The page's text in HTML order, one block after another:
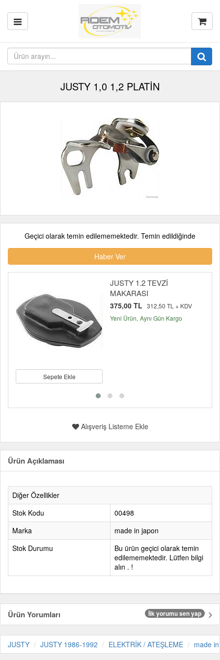
JUSTY 1,0 1,2 PLATİN
Geçici olarak temin edilememektedir. Temin edildiğinde
Haber Ver
Sepete Ekle
JUSTY 1.2 TEVZİ
MAKARASI
375,00 TL 312,50 TL + KDV
Yeni Ürün Aynı Gün Kargo
Alışveriş Listeme Ekle
Ürün Açıklaması
Diğer Özellikler
Stok Kodu
00498
Marka
made in japon
Stok Durumu
Bu ürün geçici olarak temin
edilememektedir. Lütfen bilgi
alın . !
Ürün Yorumları İlk yorumu sen yap
JUSTY JUSTY 1986-1992 ELEKTRİK / ATEŞLEME made